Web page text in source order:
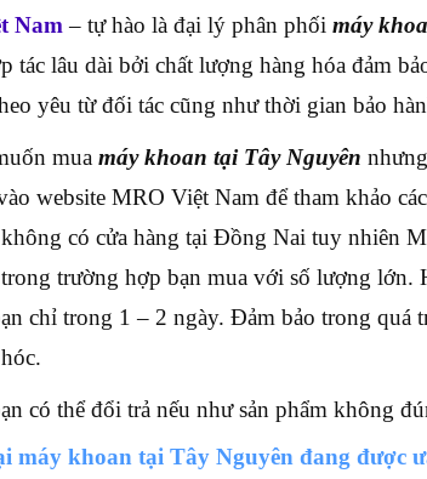
Nam – tự hào là đại lý phân phối máy
tác lâu dài bởi chất lượng hàng hóa đảm
yêu từ đối tác cũng như thời gian bảo
mua máy khoan tại Tây Nguyên
website MRO Việt Nam để tham khảo
có cửa hàng tại Đồng Nai tuy nhiên
trường hợp bạn mua với số lượng lớn.
chỉ trong 1 – 2 ngày. Đảm bảo trong
có thể đổi trả nếu như sản phẩm không
máy khoan tại Tây Nguyên đang được